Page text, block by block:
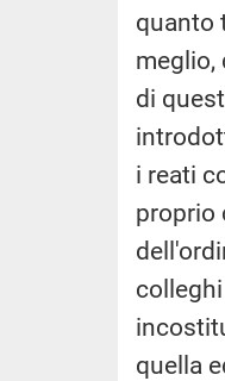
quanto
meglio,
di
i reati
proprio
quella